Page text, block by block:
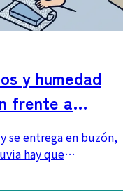
y humedad
frente a
se entrega en buzón,
hay que
el acolchado para